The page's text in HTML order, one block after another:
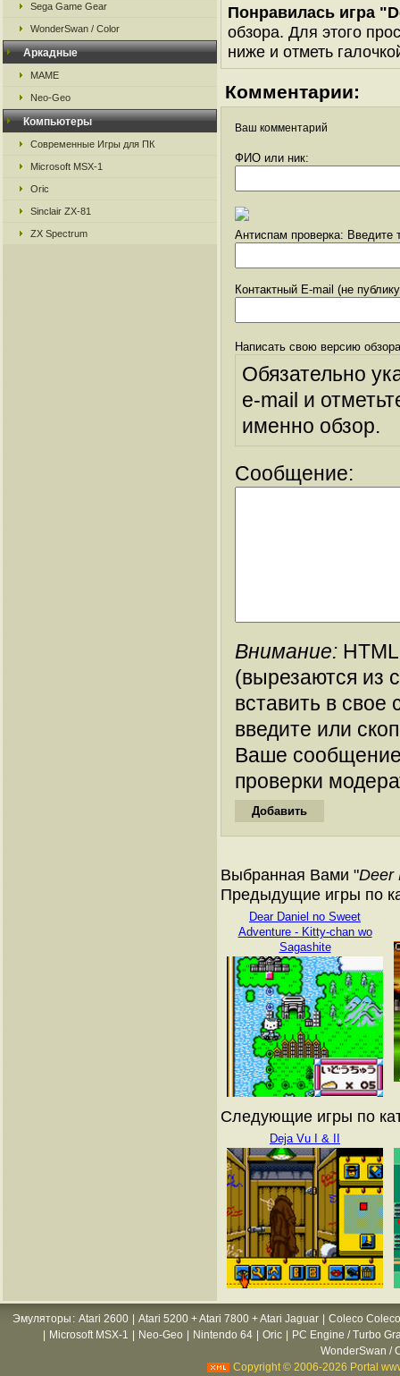
Sega Game Gear
WonderSwan / Color
Аркадные
MAME
Neo-Geo
Компьютеры
Современные Игры для ПК
Microsoft MSX-1
Oric
Sinclair ZX-81
ZX Spectrum
Понравилась игра
обзора. Для этого
ниже и отметь
Комментарии:
Ваш комментарий
ФИО или ник:
Антиспам проверка: Введите
Контактный E-mail (не
Написать свою версию
Обязательно
e-mail и
именно обзор.
Сообщение:
Внимание:
(вырезаются из
вставить в
введите или
Ваше
проверки
Выбранная Вами "Deer
Предыдущие игры по
Dear Daniel no Sweet
Adventure - Kitty-chan wo
Sagashite
Следующие игры по
Deja Vu I & II
Эмуляторы : Atari 2600 Atari 5200 + Atari 7800 + Atari Jaguar
Coleco
Microsoft MSX-1 Neo-Geo Nintendo 64 Oric
PC Engine / Turbo
WonderSwan /
Copyright © 2006-2026 Portal